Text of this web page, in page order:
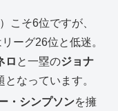
こそ6位ですが、
ーグ26位と低迷。
ロ と一塁のジョナ
なっています。
・シンプソンを擁